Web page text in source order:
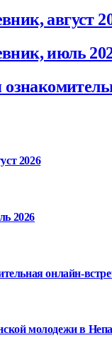
август
июль
2026
2026
онлайн-
молодежи в